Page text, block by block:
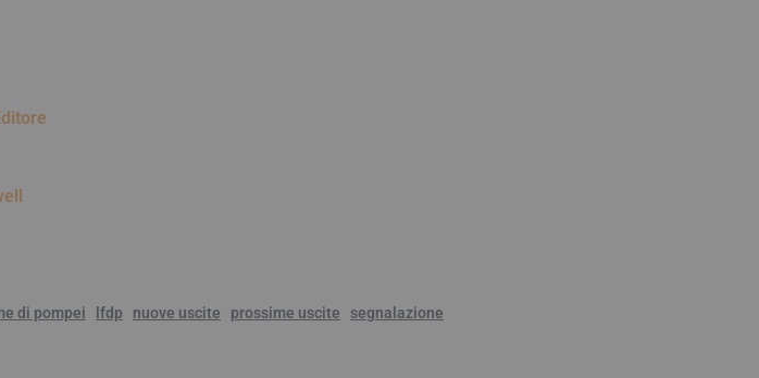
di pompei lfdp nuove uscite prossime uscite
segnalazione